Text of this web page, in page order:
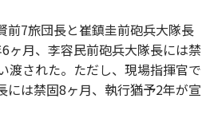
前7旅団長と崔鎮圭前砲兵大隊長
ヶ月、李容民前砲兵大隊長には禁
渡された。ただし、現場指揮官で
には禁固8ヶ月、執行猶予2年が宣